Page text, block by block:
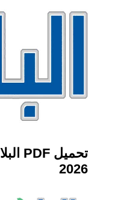
2026